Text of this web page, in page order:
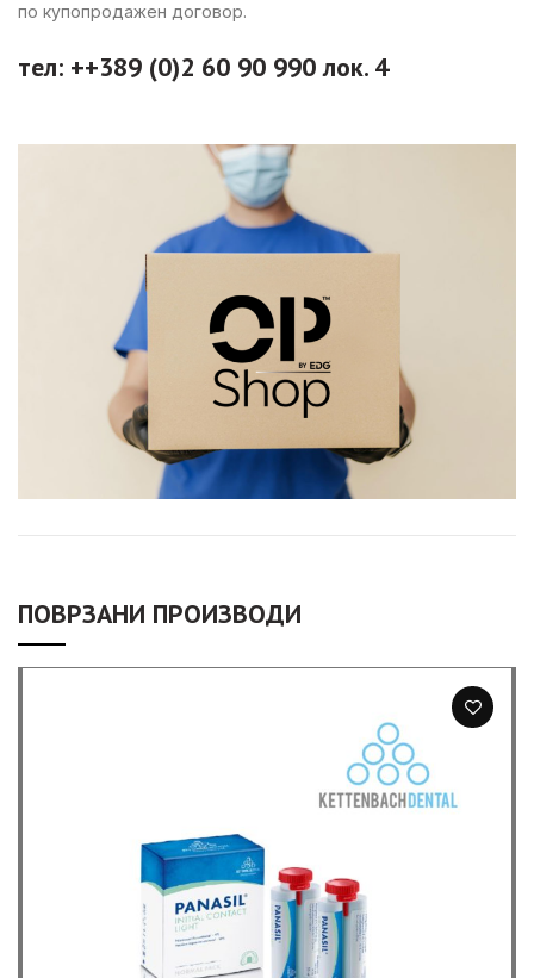
по купопродажен договор.
тел: ++389 (0)2 60 90 990 лок. 4
ПОВРЗАНИ ПРОИЗВОДИ